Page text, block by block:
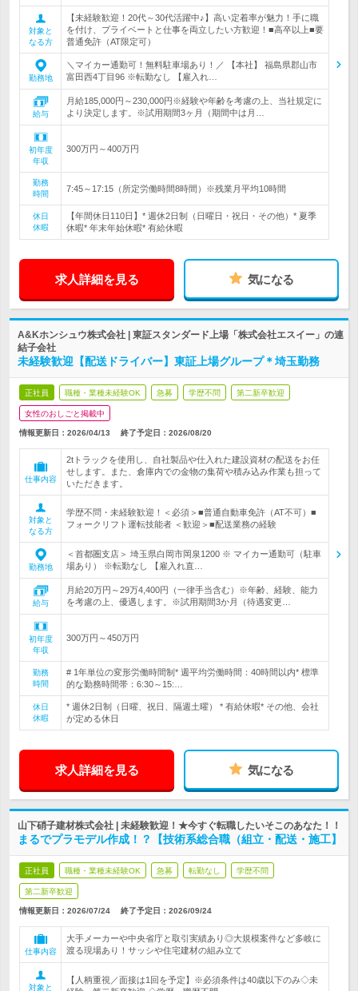
対象と
なる方
【未経験歓迎！20代～30代活躍中♪】高い定着率が魅力！手に職
を付け、プライベートと仕事を両立したい方歓迎！■高卒以上■要
普通免許（AT限定可）
勤務地
＼マイカー通勤可！無料駐車場あり！／ 【本社】 福島県郡山市
富田西4丁目96 ※転勤なし 【雇入れ…
給与
月給185,000円～230,000円※経験や年齢を考慮の上、当社規定に
より決定します。※試用期間3ヶ月（期間中は月…
初年度
年収
300万円～400万円
勤務
時間
7:45～17:15（所定労働時間8時間）※残業月平均10時間
休日
休暇
【年間休日110日】* 週休2日制（日曜日・祝日・その他）* 夏季
休暇* 年末年始休暇* 有給休暇
求人詳細を見る 気になる
A&Kホンシュウ株式会社 | 東証スタンダード上場「株式会社エスイー」の連
結子会社
未経験歓迎【配送ドライバー】東証上場グループ＊埼玉勤務
正社員 職種・業種未経験OK 急募 学歴不問 第二新卒歓迎
女性のおしごと掲載中
情報更新日：2026/04/13 終了予定日： 2026/08/20
仕事内容
2tトラックを使用し、自社製品や仕入れた建設資材の配送をお任
せします。また、倉庫内での金物の集荷や積み込み作業も担って
いただきます。
対象と
なる方
学歴不問・未経験歓迎！＜必須＞■普通自動車免許（AT不可）■
フォークリフト運転技能者 ＜歓迎＞■配送業務の経験
勤務地
＜首都圏支店＞ 埼玉県白岡市岡泉1200 ※ マイカー通勤可（駐車
場あり） ※転勤なし 【雇入れ直…
給与
月給20万円～29万4,400円（一律手当含む）※年齢、経験、能力
を考慮の上、優遇します。※試用期間3か月（待遇変更…
初年度
年収
300万円～450万円
勤務
時間
# 1年単位の変形労働時間制* 週平均労働時間：40時間以内* 標準
的な勤務時間帯：6:30～15:…
休日
休暇
* 週休2日制（日曜、祝日、隔週土曜） * 有給休暇* その他、会社
が定める休日
求人詳細を見る 気になる
山下硝子建材株式会社 | 未経験歓迎！★今すぐ転職したいそこのあなた！！
まるでプラモデル作成！？【技術系総合職（組立・配送・施工】
正社員 職種・業種未経験OK 急募 転勤なし 学歴不問
第二新卒歓迎
情報更新日：2026/07/24 終了予定日： 2026/09/24
仕事内容
大手メーカーや中央省庁と取引実績あり◎大規模案件など多岐に
渡る現場あり！サッシや住宅建材の組み立て
対象と
【人柄重視／面接は1回を予定】※必須条件は40歳以下のみ◇未